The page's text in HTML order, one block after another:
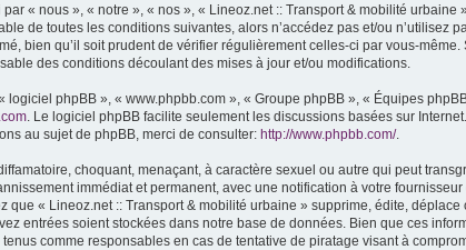
« nous », « notre », « nos », « Lineoz.net :: Transport & mobilité
de toutes les conditions suivantes, alors n’accédez pas et/ou
bien qu’il soit prudent de vérifier régulièrement celles-ci par vous-
des conditions découlant des mises à jour et/ou modifications.
phpBB », « www.phpbb.com », « Groupe phpBB », « Équipes
. Le logiciel phpBB facilite seulement les discussions basées sur
au sujet de phpBB, merci de consulter: http://www.phpbb.com/.
choquant, menaçant, à caractère sexuel ou autre qui peut
immédiat et permanent, avec une notification à votre
« Lineoz.net :: Transport & mobilité urbaine » supprime, édite,
entrées soient stockées dans notre base de données. Bien que ces
comme responsables en cas de tentative de piratage visant à